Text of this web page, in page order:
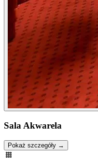
Sala Akwarela
Pokaż szczegóły →